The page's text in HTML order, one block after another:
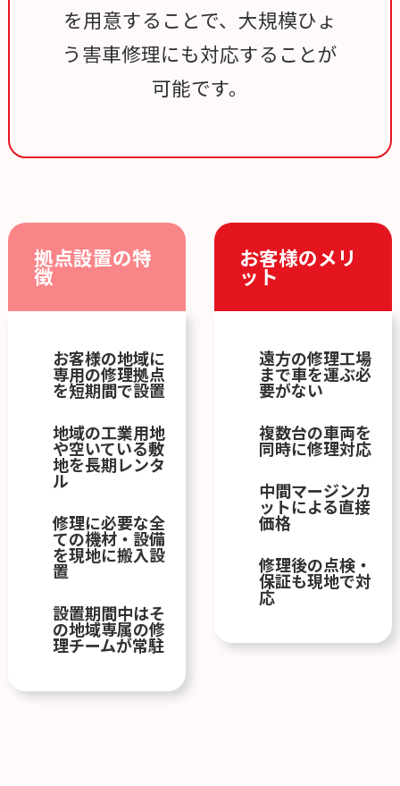
を用意することで、大規模ひょ
う害車修理にも対応することが
可能です。
拠点設置の特
徴
お客様の地域に
専用の修理拠点
を短期間で設置
地域の工業用地
や空いている敷
地を長期レンタ
ル
修理に必要な全
ての機材・設備
を現地に搬入設
置
設置期間中はそ
の地域専属の修
理チームが常駐
お客様のメリ
ット
遠方の修理工場
まで車を運ぶ必
要がない
複数台の車両を
同時に修理対応
中間マージンカ
ットによる直接
価格
修理後の点検・
保証も現地で対
応